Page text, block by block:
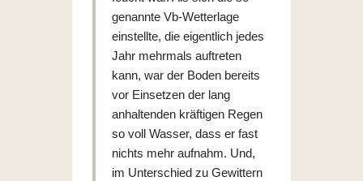
genannte Vb-Wetterlage
einstellte, die eigentlich jedes
Jahr mehrmals auftreten
kann, war der Boden bereits
vor Einsetzen der lang
anhaltenden kräftigen Regen
so voll Wasser, dass er fast
nichts mehr aufnahm. Und,
im Unterschied zu Gewittern